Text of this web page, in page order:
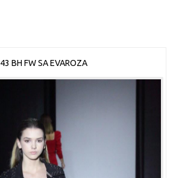
43 BH FW SA EVAROZA